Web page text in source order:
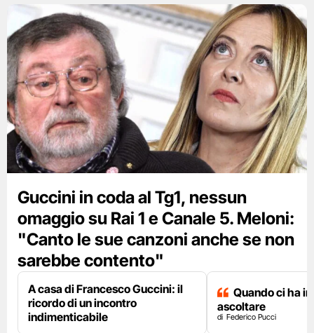
Guccini in coda al Tg1, nessun
omaggio su Rai 1 e Canale 5. Meloni:
"Canto le sue canzoni anche se non
sarebbe contento"
A casa di Francesco Guccini: il
ricordo di un incontro
indimenticabile
Quando ci ha
ascoltare
Federico Pucci